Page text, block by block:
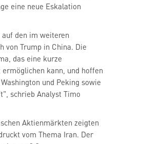
eine neue Eskalation
den im weiteren
von Trump in China. Die
das eine kurze
kann, und hoffen
und Peking sowie
schrieb Analyst Timo
Aktienmärkten zeigten
vom Thema Iran. Der